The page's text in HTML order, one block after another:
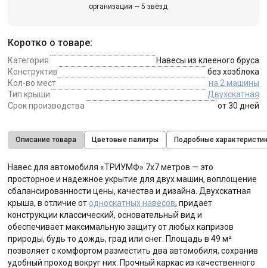
Коротко о товаре:
Категория
Навесы из клееного бруса
Конструктив
без хозблока
Кол-во мест
на 2 машины
Тип крыши
Двухскатная
Срок производства
от 30 дней
Описание товара Цветовые палитры Подробные
Навес для автомобиля «ТРИУМФ» 7х7 метров — это
просторное и надежное укрытие для двух машин, воплощение
сбалансированности цены, качества и дизайна. Двухскатная
крыша, в отличие от односкатных навесов, придает
конструкции классический, основательный вид и
обеспечивает максимальную защиту от любых капризов
природы, будь то дождь, град или снег. Площадь в 49 м²
позволяет с комфортом разместить два автомобиля, сохранив
удобный проход вокруг них. Прочный каркас из качественного